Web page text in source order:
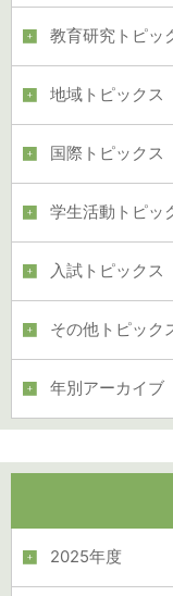
教育研究トピッ
地域トピックス
国際トピックス
学生活動トピッ
入試トピックス
その他トピック
年別アーカイブ
2025年度